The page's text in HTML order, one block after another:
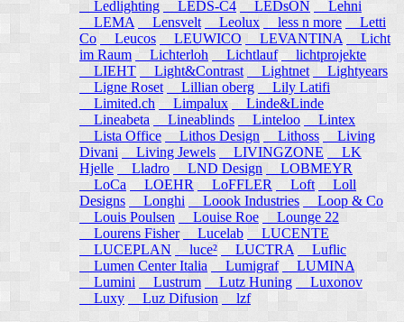
Ledlighting
LEDS-C4 LEDsON
Lehni
LEMA
Lensvelt Leolux less n more
Letti
Co
Leucos LEUWICO LEVANTINA
Licht
im Raum
Lichterloh Lichtlauf lichtprojekte
LIEHT
Light&Contrast Lightnet
Lightyears
Ligne Roset
Lillian oberg
Lily Latifi
Limited.ch
Limpalux
Linde&Linde
Lineabeta
Lineablinds Linteloo
Lintex
Lista Office Lithos Design Lithoss
Living
Divani
Living Jewels LIVINGZONE
LK
Hjelle
Lladro LND Design
LOBMEYR
LoCa
LOEHR LoFFLER Loft
Loll
Designs
Longhi Loook Industries
Loop & Co
Louis Poulsen
Louise Roe
Lounge 22
Lourens Fisher
Lucelab
LUCENTE
LUCEPLAN
luce² LUCTRA
Luflic
Lumen Center Italia
Lumigraf
LUMINA
Lumini
Lustrum Lutz Huning
Luxonov
Luxy
Luz Difusion lzf